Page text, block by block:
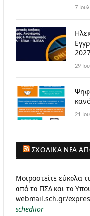
7
2027
29
21
ΣΧΟΛΙΚΆ ΝΈΑ
Μοιραστείτε εύκολα
από το ΠΣΔ και το
webmail.sch.gr/
scheditor